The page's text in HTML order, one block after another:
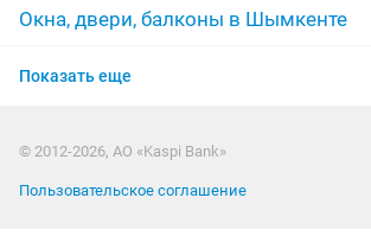
фурнитура установка гардин перил
двери на заказ
Окна, двери, балконы в Шымкенте
Окна, двери, балконы в Актобе
Окна, двери, балконы в Павлодаре
Показать еще
© 2012-2026, АО «Kaspi Bank»
Пользовательское соглашение